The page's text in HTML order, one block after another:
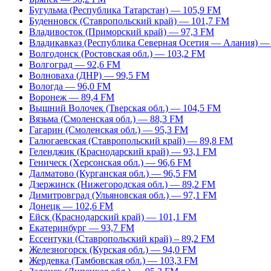
Бугульма (Республика Татарстан) — 105,9 FM
Буденновск (Ставропольский край) — 101,7 FM
Владивосток (Приморский край) — 97,3 FM
Владикавказ (Республика Северная Осетия — Алания)
Волгодонск (Ростовская обл.) — 103,2 FM
Волгоград — 92,6 FM
Волноваха (ДНР) — 99,5 FM
Вологда — 96,0 FM
Воронеж — 89,4 FM
Вышний Волочек (Тверская обл.) — 104,5 FM
Вязьма (Смоленская обл.) — 88,3 FM
Гагарин (Смоленская обл.) — 95,3 FM
Галюгаевская (Ставропольский край) — 89,8 FM
Геленджик (Краснодарский край) — 93,1 FM
Геническ (Херсонская обл.) — 96,6 FM
Далматово (Курганская обл.) — 96,5 FM
Дзержинск (Нижегородская обл.) — 89,2 FM
Димитровград (Ульяновская обл.) — 97,1 FM
Донецк — 102,6 FM
Ейск (Краснодарский край) — 101,1 FM
Екатеринбург — 93,7 FM
Ессентуки (Ставропольский край) – 89,2 FM
Железногорск (Курская обл.) — 94,0 FM
Жердевка (Тамбовская обл.) — 103,3 FM